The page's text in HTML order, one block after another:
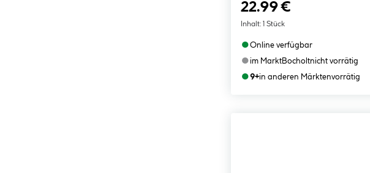
22.99 €
Inhalt: 1 Stück
●Online verfügbar
●im MarktBocholtnicht vorrätig
●9+in anderen Märktenvorrätig